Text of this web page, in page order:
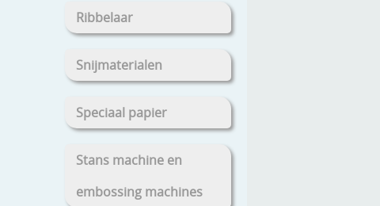
Ribbelaar
Snijmaterialen
Speciaal papier
Stans machine en
embossing machines